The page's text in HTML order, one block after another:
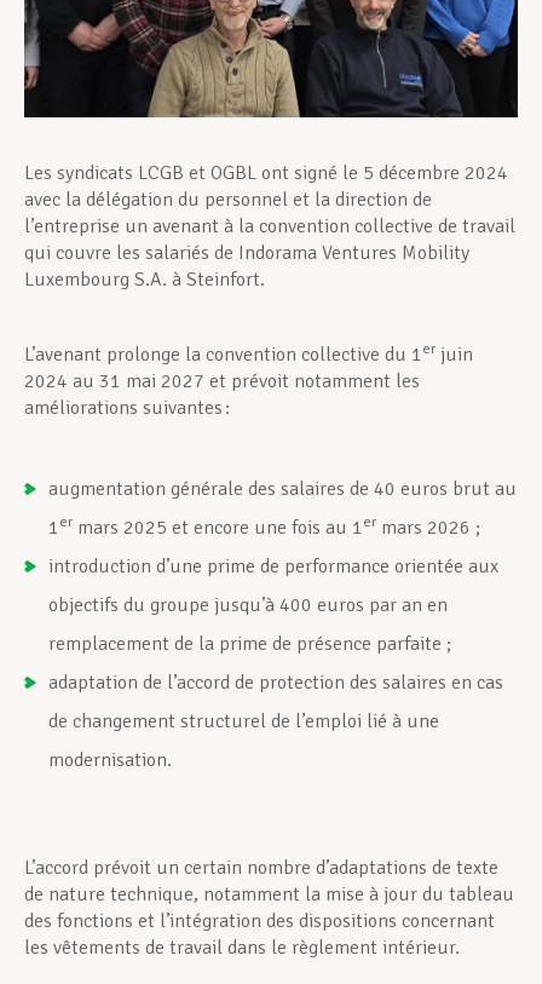
Les syndicats LCGB et OGBL ont signé le 5 décembre 2024
avec la délégation du personnel et la direction de
l’entreprise un avenant à la convention collective de travail
qui couvre les salariés de Indorama Ventures Mobility
Luxembourg S.A. à Steinfort.
L’avenant prolonge la convention collective du 1 er juin
2024 au 31 mai 2027 et prévoit notamment les
améliorations suivantes :
augmentation générale des salaires de 40 euros brut au
1 er mars 2025 et encore une fois au 1 er mars 2026 ;
introduction d’une prime de performance orientée aux
objectifs du groupe jusqu’à 400 euros par an en
remplacement de la prime de présence parfaite ;
adaptation de l’accord de protection des salaires en cas
de changement structurel de l’emploi lié à une
modernisation.
L’accord prévoit un certain nombre d’adaptations de texte
de nature technique, notamment la mise à jour du tableau
des fonctions et l’intégration des dispositions concernant
les vêtements de travail dans le règlement intérieur.